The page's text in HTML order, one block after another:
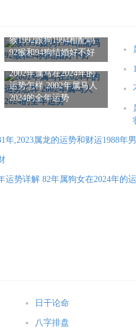
猴1992跟狗1994相配吗
92猴和94狗结婚好不好
2002年属马在2024年的
运势怎样 2002年属马人
2024的全年运势
年,2023属龙的运势和财运1988年男
运势详解 82年属狗女在2024年的
日干论命
八字排盘